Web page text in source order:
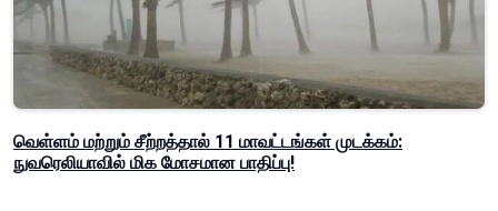
வெள்ளம் மற்றும் சீற்றத்தால் 11 மாவட்டங்கள் முடக்கம்:
நுவரெலியாவில் மிக மோசமான பாதிப்பு!